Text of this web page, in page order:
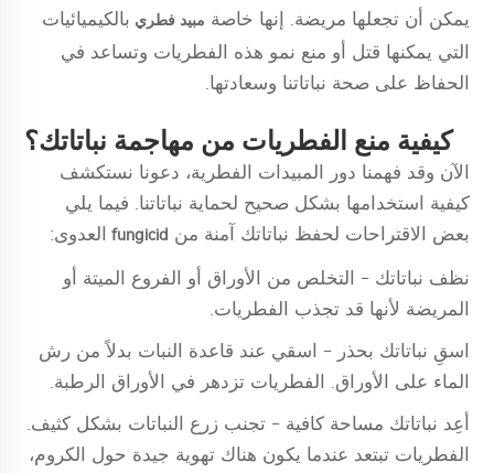
يمكن أن تجعلها مريضة. إنها خاصة مبيد فطري بالكيميائيات
التي يمكنها قتل أو منع نمو هذه الفطريات وتساعد في
الحفاظ على صحة نباتاتنا وسعادتها.
كيفية منع الفطريات من مهاجمة نباتاتك؟
الآن وقد فهمنا دور المبيدات الفطرية، دعونا نستكشف
كيفية استخدامها بشكل صحيح لحماية نباتاتنا. فيما يلي
بعض الاقتراحات لحفظ نباتاتك آمنة من fungicid العدوى:
نظف نباتاتك - التخلص من الأوراق أو الفروع الميتة أو
المريضة لأنها قد تجذب الفطريات.
اسقِ نباتاتك بحذر - اسقي عند قاعدة النبات بدلاً من رش
الماء على الأوراق. الفطريات تزدهر في الأوراق الرطبة.
أعِد نباتاتك مساحة كافية - تجنب زرع النباتات بشكل كثيف.
الفطريات تبتعد عندما يكون هناك تهوية جيدة حول الكروم،